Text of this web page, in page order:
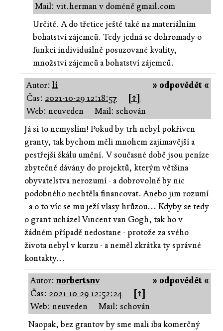
Mail: vit.herman v doméně gmail.com
Určitě. A do třetice ještě také na materiálním
bohatství zájemců. Tedy jedná se dohromady o
funkci individuálně posuzované kvality,
množství zájemců a bohatství zájemců.
» odpovědět «
Autor:li
Čas: 2021-10-29 12:18:57
[↑]
Web: neuveden
Mail: schován
Já si to nemyslím! Pokud by trh nebyl pokřiven
granty, tak bychom měli mnohem zajímavější a
pestřejší škálu umění. V současné době jsou peníze
zbytečně dávány do projektů, kterým většina
obyvatelstva nerozumí - a dobrovolně by nic
podobného nechtěla financovat. Anebo jim rozumí
- a o to víc se mu ježí vlasy hrůzou... Kdyby se tedy
o grant ucházel Vincent van Gogh, tak ho v
žádném případě nedostane - protože za svého
života nebyl v kurzu - a neměl zkrátka ty správné
kontakty...
» odpovědět «
Autor:norbertsnv
Čas: 2021-10-29 12:52:24
[↑]
Web: neuveden
Mail: schován
Naopak, bez grantov by sme mali iba komerčný